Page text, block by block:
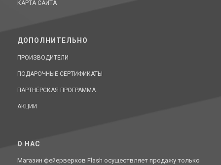
КАРТА САЙТА
ДОПОЛНИТЕЛЬНО
ПРОИЗВОДИТЕЛИ
ПОДАРОЧНЫЕ СЕРТИФИКАТЫ
ПАРТНЁРСКАЯ ПРОГРАММА
АКЦИИ
O НАС
Магазин фейерверков Flash осуществляет продажу только